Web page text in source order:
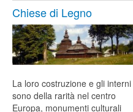
Chiese di Legno
La loro costruzione e gli interni
sono della rarità nel centro
Europa, monumenti culturali